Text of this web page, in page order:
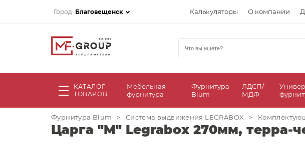
Город: Благовещенск Калькуляторы О компании
КАТАЛОГ
ТОВАРОВ
Мебельная
фурнитура
Фурнитура
Blum
ЛДСП/
МДФ
Фурнитура Blum > Система выдвижения LEGRABOX >
Царга "M" Legrabox 270мм, терра-